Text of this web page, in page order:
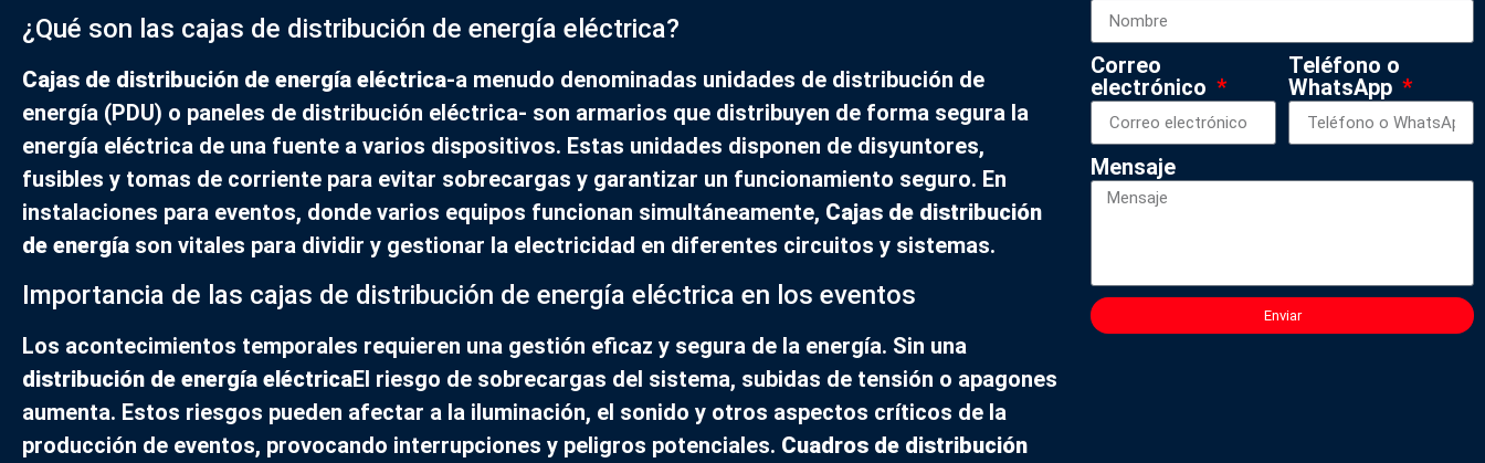
¿Qué son las cajas de distribución de energía eléctrica?
Cajas de distribución de energía eléctrica-a menudo denominadas unidades de distribución de
energía (PDU) o paneles de distribución eléctrica- son armarios que distribuyen de forma segura la
energía eléctrica de una fuente a varios dispositivos. Estas unidades disponen de disyuntores,
fusibles y tomas de corriente para evitar sobrecargas y garantizar un funcionamiento seguro. En
instalaciones para eventos, donde varios equipos funcionan simultáneamente, Cajas de distribución
de energía son vitales para dividir y gestionar la electricidad en diferentes circuitos y sistemas.
Importancia de las cajas de distribución de energía eléctrica en los eventos
Los acontecimientos temporales requieren una gestión eficaz y segura de la energía. Sin una
distribución de energía eléctricaEl riesgo de sobrecargas del sistema, subidas de tensión o apagones
aumenta. Estos riesgos pueden afectar a la iluminación, el sonido y otros aspectos críticos de la
producción de eventos, provocando interrupciones y peligros potenciales. Cuadros de distribución
Correo
electrónico
Teléfono o
WhatsApp
Mensaje
Enviar